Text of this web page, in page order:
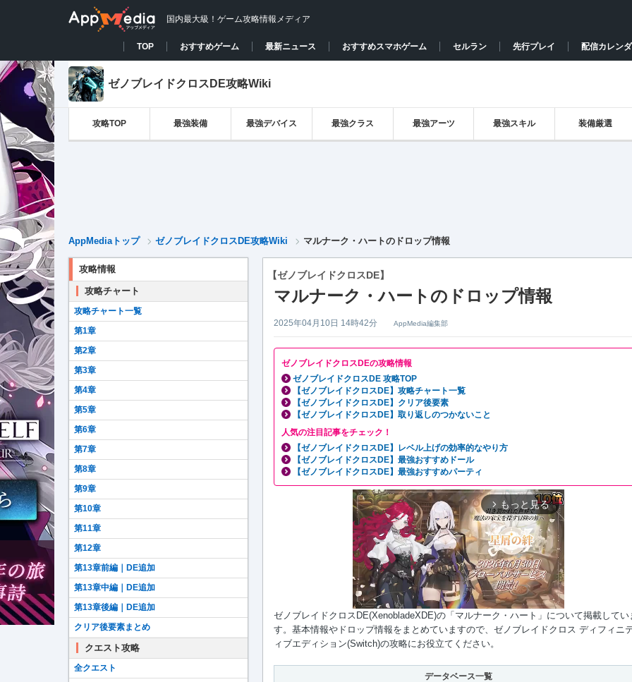
国内最大級！ゲーム攻略情報メディア
TOP おすすめゲーム 最新ニュース おすすめスマホゲーム セルラン 先行プレイ 配信カレン
ゼノブレイドクロスDE攻略Wiki
攻略TOP 最強装備 最強デバイス 最強クラス 最強アーツ 最強スキル 装備厳選
AppMediaトップ ゼノブレイドクロスDE攻略Wiki マルナーク・ハートのドロップ情報
【ゼノブレイドクロスDE】
マルナーク・ハートのドロップ情報
2025年04月10日 14時42分 AppMedia編集部
ゼノブレイドクロスDEの攻略情報
ゼノブレイドクロスDE 攻略TOP
【ゼノブレイドクロスDE】攻略チャート一覧
【ゼノブレイドクロスDE】クリア後要素
【ゼノブレイドクロスDE】取り返しのつかないこと
人気の注目記事をチェック！
【ゼノブレイドクロスDE】レベル上げの効率的なやり方
【ゼノブレイドクロスDE】最強おすすめドール
【ゼノブレイドクロスDE】最強おすすめパーティ
arrow_forward_ios もっと見る
ゼノブレイドクロスDE(XenobladeXDE)の「マルナーク・ハート」について掲載してい
す。基本情報やドロップ情報をまとめていますので、ゼノブレイドクロス ディフィニ
ィブエディション(Switch)の攻略にお役立てください。
データベース一覧
攻略情報
攻略チャート
攻略チャート一覧
第1章
第2章
第3章
第4章
第5章
第6章
第7章
第8章
第9章
第10章
第11章
第12章
第13章前編｜DE追加
第13章中編｜DE追加
第13章後編｜DE追加
クリア後要素まとめ
クエスト攻略
全クエスト